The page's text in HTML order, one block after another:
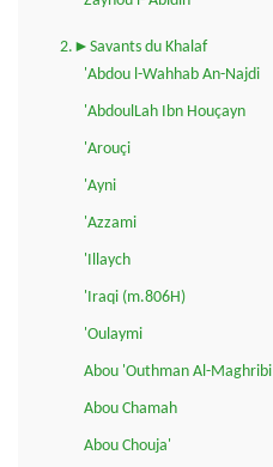
2.►Savants du Khalaf
'Abdou l-Wahhab An-Najdi
'AbdoulLah Ibn Houçayn
'Arouçi
'Ayni
'Azzami
'Illaych
'Iraqi (m.806H)
'Oulaymi
Abou 'Outhman Al-Maghribi
Abou Chamah
Abou Chouja'